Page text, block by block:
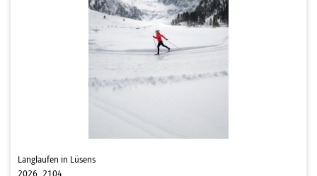
Langlaufen in Lüsens
2026_2104